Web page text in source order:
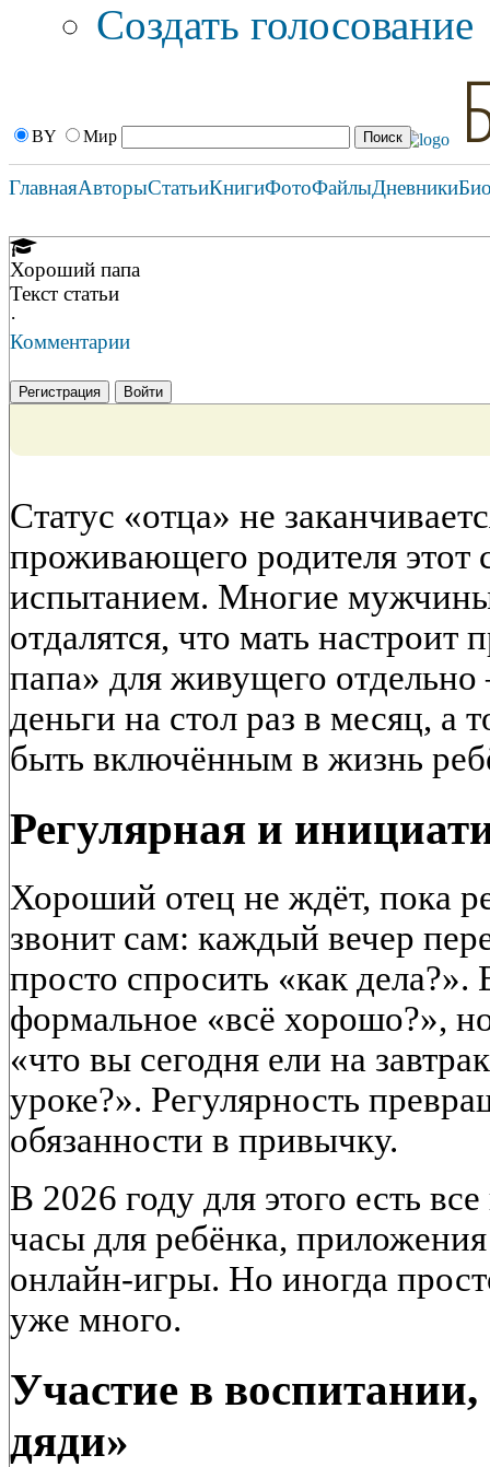
Создать голосование
BY Мир
ГлавнаяАвторыСтатьиКнигиФотоФайлыДневники
Хороший папа
Текст статьи
·
Комментарии
Регистрация Войти
Статус «отца» не
проживающего родителя этот
испытанием. Многие мужчины
отдалятся, что мать
папа» для живущего отдельно
деньги на стол раз в месяц, а
быть включённым в жизнь
Регулярная и
Хороший отец не ждёт, пока
звонит сам: каждый вечер
просто спросить «как
формальное «всё хорошо?»,
«что вы сегодня ели на
уроке?». Регулярность
обязанности в привычку.
В 2026 году для этого есть
часы для ребёнка,
онлайн-игры. Но иногда
уже много.
Участие в воспитании,
дяди»